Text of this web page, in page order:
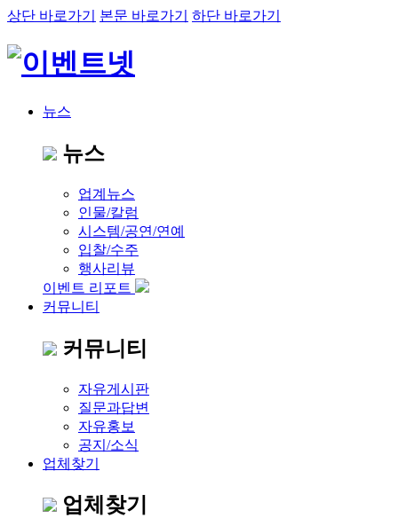
상단 바로가기 본문 바로가기 하단 바로가기
뉴스
뉴스
업계뉴스
인물/칼럼
시스템/공연/연예
입찰/수주
행사리뷰
이벤트 리포트
커뮤니티
커뮤니티
자유게시판
질문과답변
자유홍보
공지/소식
업체찾기
업체찾기